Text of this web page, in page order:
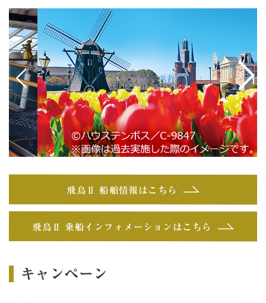
< >
飛鳥Ⅱ 船舶情報はこちら
飛鳥Ⅱ 乗船インフォメーションはこちら
キャンペーン